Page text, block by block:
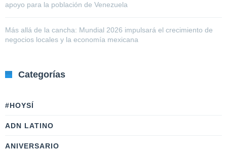
apoyo para la población de Venezuela
Más allá de la cancha: Mundial 2026 impulsará el crecimiento de
negocios locales y la economía mexicana
Categorías
#HOYSÍ
ADN LATINO
ANIVERSARIO